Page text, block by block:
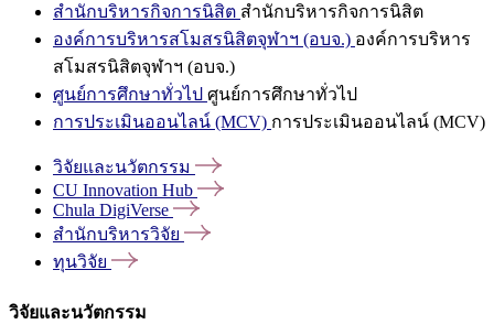
สำนักบริหารกิจการนิสิต สำนักบริหารกิจการนิสิต
องค์การบริหารสโมสรนิสิตจุฬาฯ (อบจ.) องค์การบริหาร
สโมสรนิสิตจุฬาฯ (อบจ.)
ศูนย์การศึกษาทั่วไป ศูนย์การศึกษาทั่วไป
การประเมินออนไลน์ (MCV) การประเมินออนไลน์ (MCV)
วิจัยและนวัตกรรม
CU Innovation Hub
Chula DigiVerse
สำนักบริหารวิจัย
ทุนวิจัย
วิจัยและนวัตกรรม